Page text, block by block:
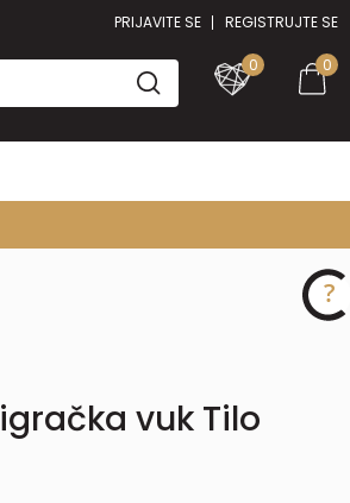
PRIJAVITE SE REGISTRUJTE SE
0
0
vuk Tilo